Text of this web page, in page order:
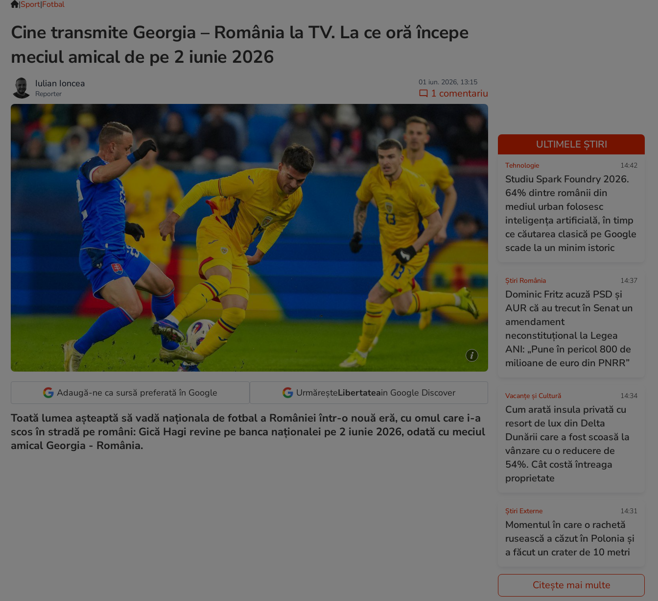
|Sport|Fotbal
Cine transmite Georgia – România la TV. La ce oră începe
meciul amical de pe 2 iunie 2026
Iulian Ioncea
Reporter
01 iun. 2026, 13:15
1 comentariu
Adaugă-ne ca sursă preferată în Google UrmăreșteLibertateain Google Discover
Toată lumea aşteaptă să vadă naționala de fotbal a României într-o nouă eră, cu omul care i-a
scos în stradă pe români: Gică Hagi revine pe banca naționalei pe 2 iunie 2026, odată cu meciul
amical Georgia - România.
ULTIMELE ȘTIRI
Tehnologie 14:42
Studiu Spark Foundry 2026.
64% dintre românii din
mediul urban folosesc
inteligența artificială, în timp
ce căutarea clasică pe Google
scade la un minim istoric
Știri România 14:37
Dominic Fritz acuză PSD și
AUR că au trecut în Senat un
amendament
neconstituțional la Legea
ANI: „Pune în pericol 800 de
milioane de euro din PNRR”
Vacanțe și Cultură 14:34
Cum arată insula privată cu
resort de lux din Delta
Dunării care a fost scoasă la
vânzare cu o reducere de
54%. Cât costă întreaga
proprietate
Știri Externe 14:31
Momentul în care o rachetă
rusească a căzut în Polonia și
a făcut un crater de 10 metri
Citește mai multe